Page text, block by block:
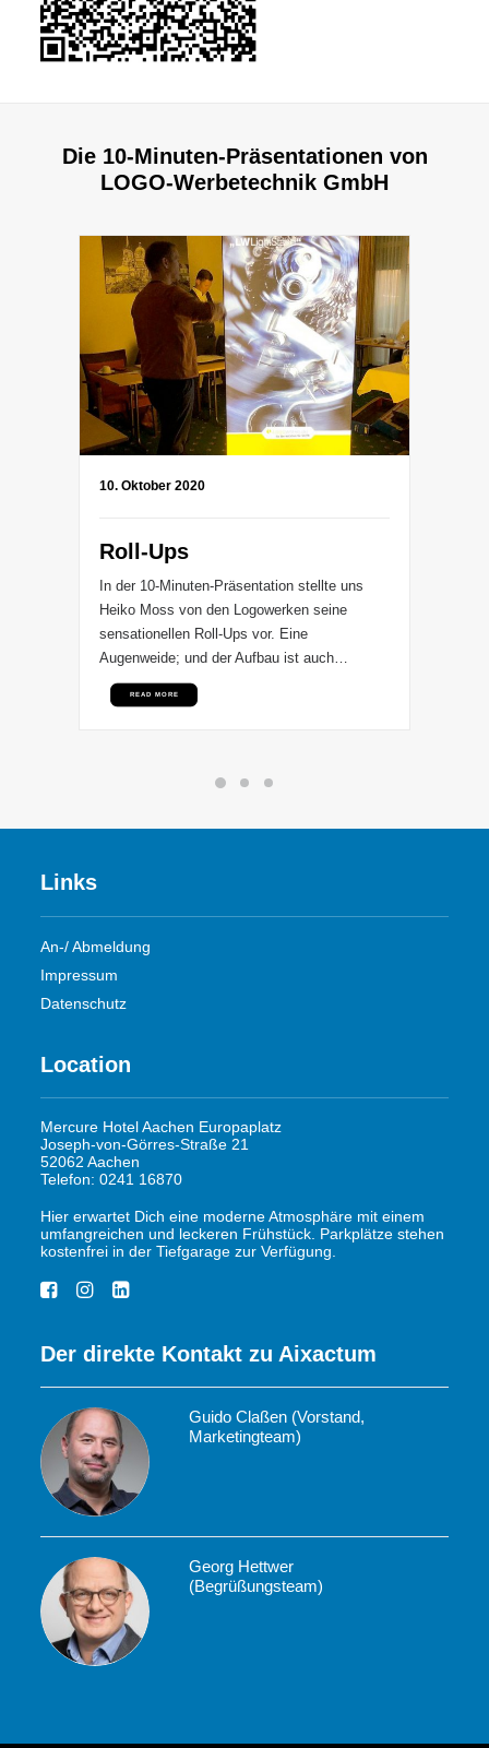
Die 10-Minuten-Präsentationen von
LOGO-Werbetechnik GmbH
10. Oktober 2020
Roll-Ups
In der 10-Minuten-Präsentation stellte uns
Heiko Moss von den Logowerken seine
sensationellen Roll-Ups vor. Eine
Augenweide; und der Aufbau ist auch…
READ MORE
Links
An-/ Abmeldung
Impressum
Datenschutz
Location
Mercure Hotel Aachen Europaplatz
Joseph-von-Görres-Straße 21
52062 Aachen
Telefon: 0241 16870
Hier erwartet Dich eine moderne Atmosphäre mit einem
umfangreichen und leckeren Frühstück. Parkplätze stehen
kostenfrei in der Tiefgarage zur Verfügung.
Der direkte Kontakt zu Aixactum
Guido Claßen (Vorstand,
Marketingteam)
Georg Hettwer
(Begrüßungsteam)